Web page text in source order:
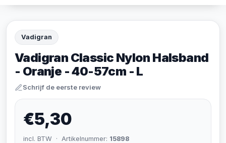
Vadigran
Vadigran Classic Nylon Halsband
- Oranje - 40-57cm - L
Schrijf de eerste review
€5,30
incl. BTW · Artikelnummer: 15898